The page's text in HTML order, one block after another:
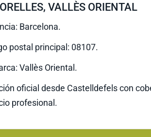
VALLÈS ORIENTAL
Barcelona.
postal principal: 08107.
Vallès Oriental.
oficial desde Castelldefels con
profesional.